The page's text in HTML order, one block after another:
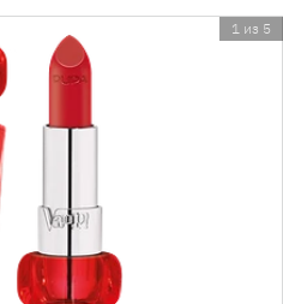
1 из 5